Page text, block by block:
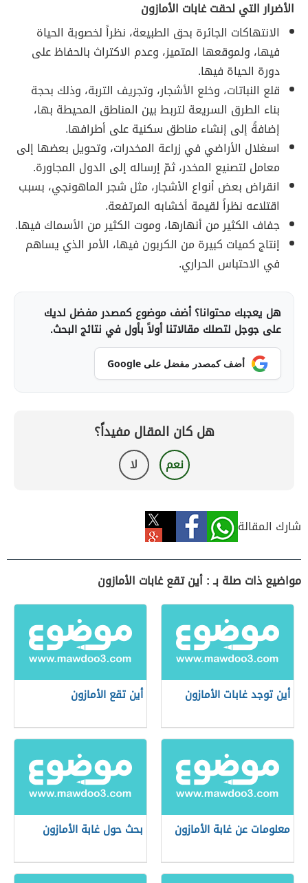
الأضرار التي لحقت غابات الأمازون
الانتهاكات الجائرة بحق الطبيعة، نظراً لخصوبة الحياة
فيها، ولموقعها المتميز، وعدم الاكتراث بالحفاظ على
دورة الحياة فيها.
قلع النباتات، وخلع الأشجار، وتجريف التربة، وذلك بحجة
بناء الطرق السريعة لتربط بين المناطق المحيطة بها،
إضافةً إلى إنشاء مناطق سكنية على أطرافها.
اسغلال الأراضي في زراعة المخدرات، وتحويل بعضها إلى
معامل لتصنيع المخدر، ثمّ إرساله إلى الدول المجاورة.
انقراض بعض أنواع الأشجار، مثل شجر الماهونجي، بسبب
اقتلاعه نظراً لقيمة أخشابه المرتفعة.
جفاف الكثير من أنهارها، وموت الكثير من الأسماك فيها.
إنتاج كميات كبيرة من الكربون فيها، الأمر الذي يساهم
في الاحتباس الحراري.
هل يعجبك محتوانا؟ أضف موضوع كمصدر مفضل لديك
على جوجل لتصلك مقالاتنا أولاً بأول في نتائج البحث.
أضف كمصدر مفضل على Google
هل كان المقال مفيداً؟
نعم لا
شارك المقالة
مواضيع ذات صلة بـ : أين تقع غابات الأمازون
أين توجد غابات الأمازون أين تقع الأمازون
معلومات عن غابة الأمازون بحث حول غابة الأمازون